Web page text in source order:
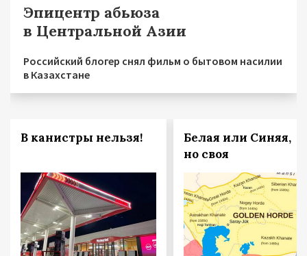
Эпицентр абьюза
в Центральной Азии
Российский блогер снял фильм о бытовом насилии
в Казахстане
В канистры нельзя!
Белая или Синяя,
но своя